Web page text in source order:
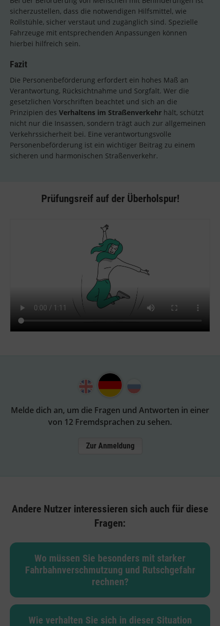
sicherzustellen, dass die notwendigen Hilfsmittel, wie
Rollstühle, sicher verstaut und zugänglich sind. Spezielle
Fahrzeuge mit entsprechenden Anpassungen können
hierbei hilfreich sein.
Fazit
Die Personenbeförderung erfordert ein hohes Maß an
Verantwortung, Rücksichtnahme und Sorgfalt. Wer die
gesetzlichen Vorschriften beachtet und sich an die
Prinzipien des Verhaltens im Straßenverkehr hält, schützt
nicht nur die Insassen, sondern trägt auch zur allgemeinen
Verkehrssicherheit bei. Eine verantwortungsvolle
Personenbeförderung ist ein wichtiger Beitrag zu einem
sicheren und harmonischen Straßenverkehr.
Prüfungsreif auf der Überholspur!
Melde dich an, um die Fragen und Antworten in einer
von 12 Fremdsprachen zu sehen.
Zur Anmeldung
Andere Nutzer interessieren sich auch für diese
Fragen:
Wo müssen Sie besonders mit starker
Fahrbahnverschmutzung und Rutschgefahr
rechnen?
Wie verhalten Sie sich in dieser Situation